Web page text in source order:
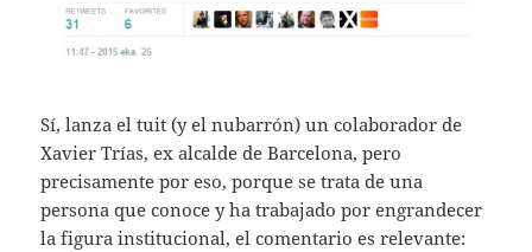
Sí, lanza el tuit (y el nubarrón) un colaborador de
Xavier Trías, ex alcalde de Barcelona, pero
precisamente por eso, porque se trata de una
persona que conoce y ha trabajado por engrandecer
la figura institucional, el comentario es relevante: